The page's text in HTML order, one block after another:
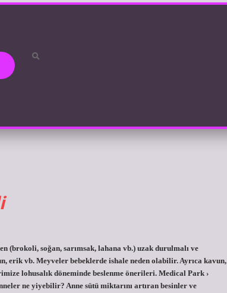
(brokoli, soğan, sarımsak, lahana vb.) uzak durulmalı ve
vb. Meyveler bebeklerde ishale neden olabilir. Ayrıca kavun,
lohusalık döneminde beslenme önerileri. Medical Park ›
ne yiyebilir? Anne sütü miktarını artıran besinler ve